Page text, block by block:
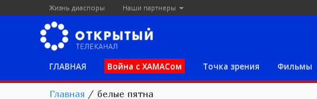
Жизнь диаспоры Наши партнеры
ГЛАВНАЯ Война с ХАМАСом Точка зрения Фильмы
Главная / белые пятна